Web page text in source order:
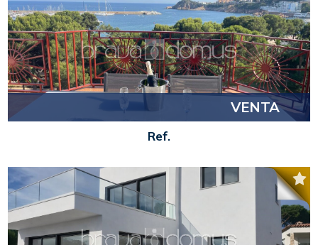
VENTA
Ref.